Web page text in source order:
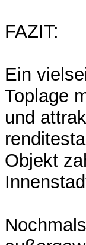
FAZIT:
Ein
Toplage
und
Objekt